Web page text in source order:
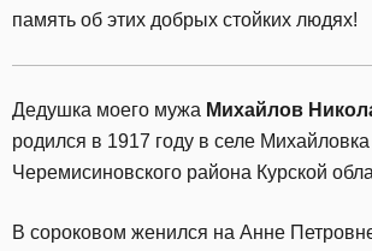
память об этих добрых стойких людях!
Дедушка моего мужа Михайлов
родился в 1917 году в селе Михайловка
Черемисиновского района Курской
В сороковом женился на Анне